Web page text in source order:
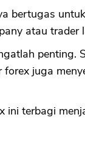
bertugas
atau trader
penting.
juga
ini terbagi